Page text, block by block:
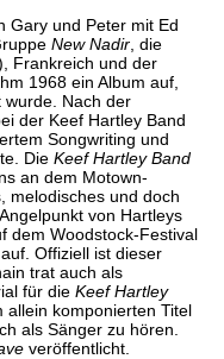
Gary und Peter mit Ed
New Nadir , die
Frankreich und der
1968 ein Album auf,
wurde. Nach der
der Keef Hartley Band
Songwriting und
Die Keef Hartley Band
an dem Motown-
melodisches und doch
von Hartleys
dem Woodstock-Festival
Offiziell ist dieser
trat auch als
für die Keef Hartley
allein komponierten Titel
als Sänger zu hören.
veröffentlicht.